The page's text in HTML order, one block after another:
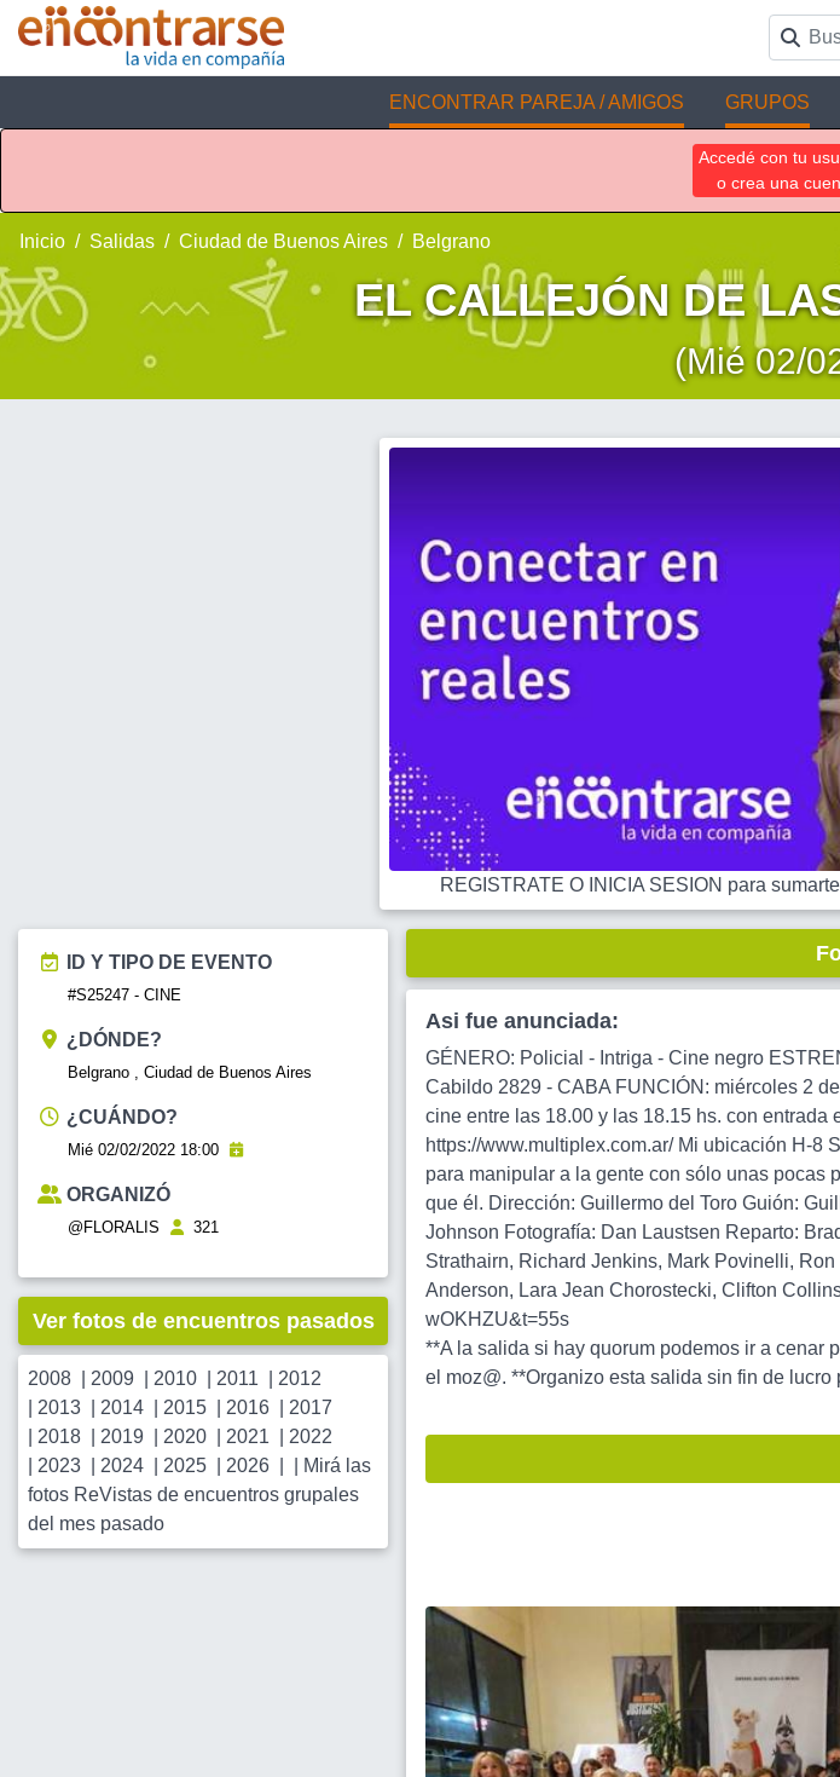
ENCONTRAR PAREJA / AMIGOS GRUPOS
Accedé con tu
o crea una
Inicio Salidas Ciudad de Buenos Aires Belgrano
EL CALLEJÓN DE
(Mié 02/
REGISTRATE O INICIA SESION para
ID Y TIPO DE EVENTO
#S25247 - CINE
¿DÓNDE?
Belgrano , Ciudad de Buenos Aires
¿CUÁNDO?
Mié 02/02/2022 18:00
ORGANIZÓ
@FLORALIS 321
Ver fotos de encuentros pasados
2008 2009 2010 2011
2012
2013 2014 2015 2016
2017
2018 2019 2020 2021
2022
2023 2024 2025 2026
Mirá las
fotos ReVistas de encuentros grupales
del mes pasado
Asi fue anunciada:
GÉNERO: Policial - Intriga - Cine negro
Cabildo 2829 - CABA FUNCIÓN: miércoles 2
cine entre las 18.00 y las 18.15 hs. con
https://www.multiplex.com.ar/ Mi ubicación H-8
para manipular a la gente con sólo unas pocas
que él. Dirección: Guillermo del Toro Guión:
Johnson Fotografía: Dan Laustsen Reparto:
Strathairn, Richard Jenkins, Mark Povinelli,
Anderson, Lara Jean Chorostecki, Clifton
wOKHZU&t=55s
**A la salida si hay quorum podemos ir a cenar
el moz@. **Organizo esta salida sin fin de lucro